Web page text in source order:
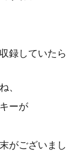
録していたら
、
ーが
がございまし